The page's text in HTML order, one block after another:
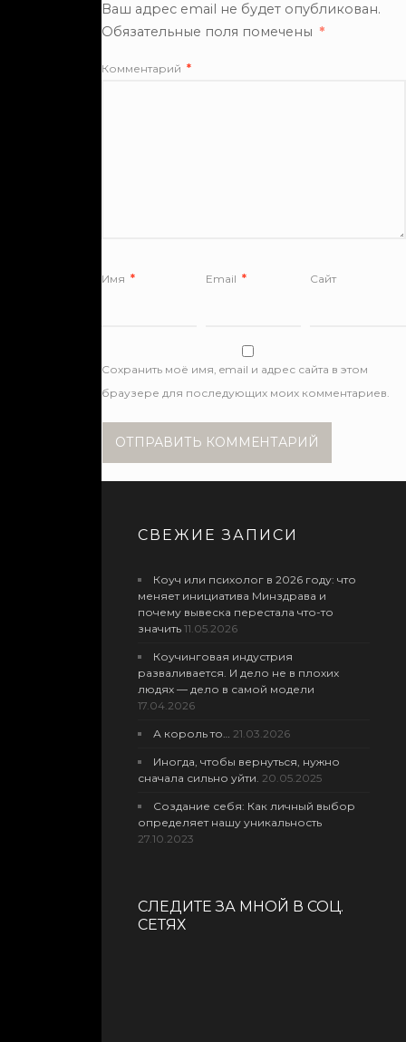
Ваш адрес email не будет опубликован.
Обязательные поля помечены *
Комментарий *
Имя * Email * Сайт
Сохранить моё имя, email и адрес сайта в этом
браузере для последующих моих комментариев.
СВЕЖИЕ ЗАПИСИ
Коуч или психолог в 2026 году: что
меняет инициатива Минздрава и
почему вывеска перестала что-то
значить 11.05.2026
Коучинговая индустрия
разваливается. И дело не в плохих
людях — дело в самой модели
17.04.2026
А король то… 21.03.2026
Иногда, чтобы вернуться, нужно
сначала сильно уйти. 20.05.2025
Создание себя: Как личный выбор
определяет нашу уникальность
27.10.2023
СЛЕДИТЕ ЗА МНОЙ В СОЦ.
СЕТЯХ